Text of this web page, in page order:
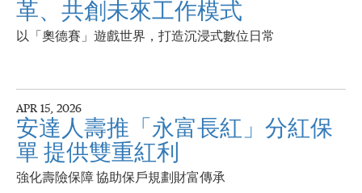
革、共創未來工作模式
以「奧德賽」遊戲世界，打造沉浸式數位日常
APR 15, 2026
安達人壽推「永富長紅」分紅保
單 提供雙重紅利
強化壽險保障 協助保戶規劃財富傳承